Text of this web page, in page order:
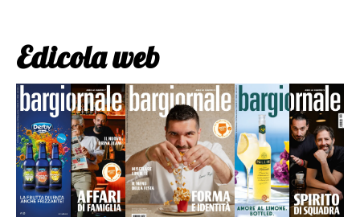
Edicola web